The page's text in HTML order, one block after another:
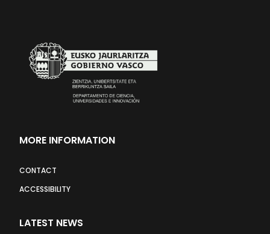
MORE INFORMATION
CONTACT
ACCESSIBILITY
LATEST NEWS